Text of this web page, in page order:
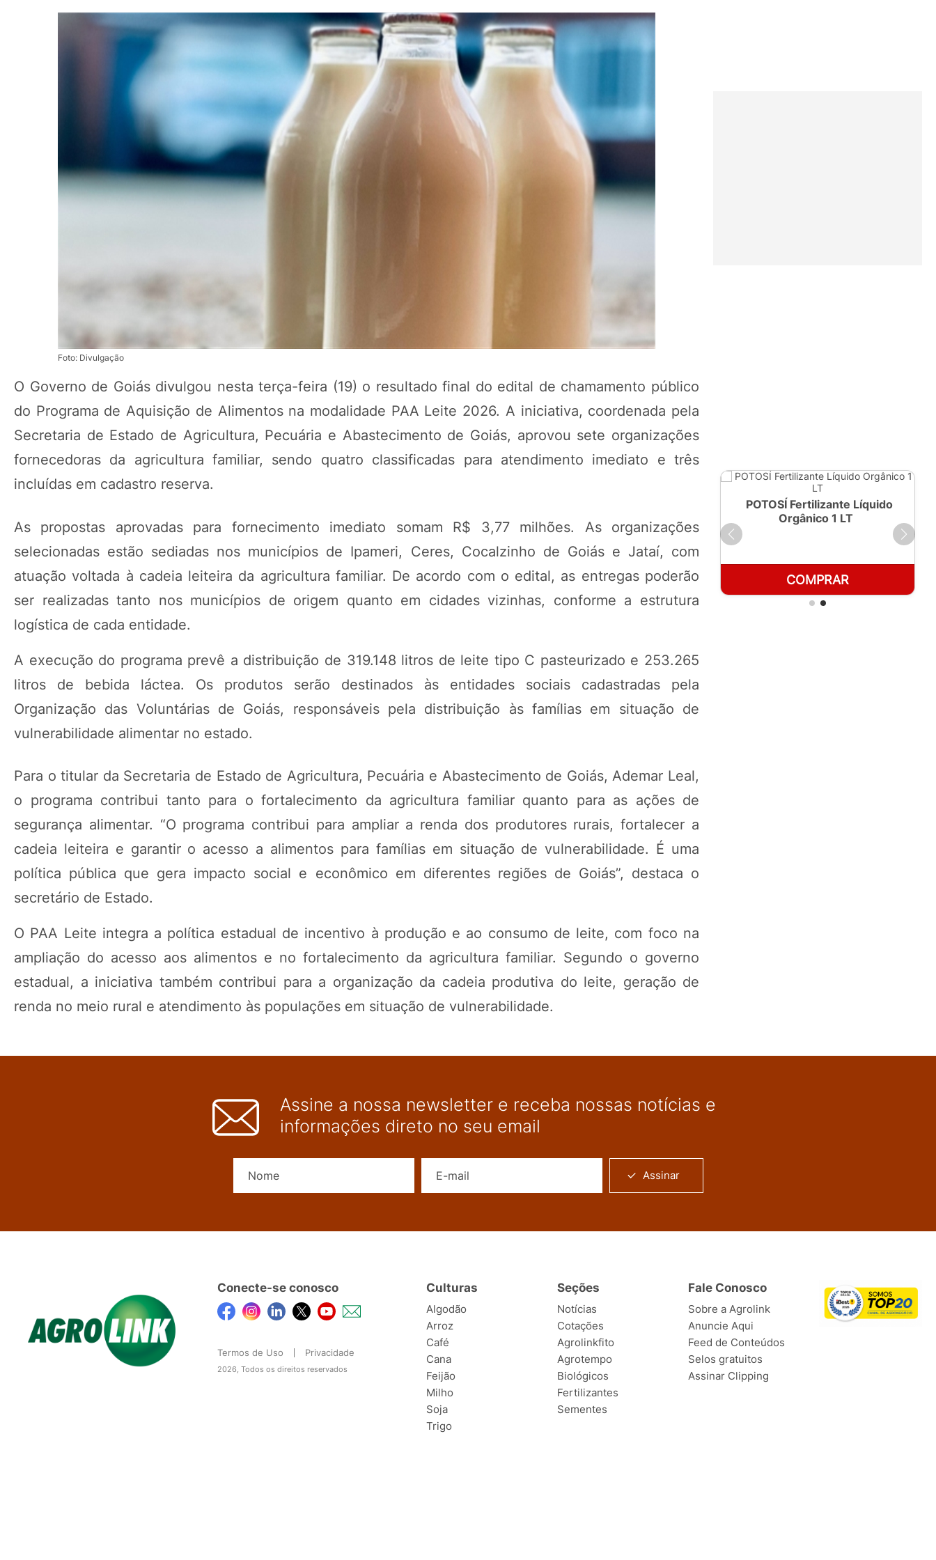
Foto: Divulgação
O Governo de Goiás divulgou nesta terça-feira (19) o resultado final do edital de chamamento público
do Programa de Aquisição de Alimentos na modalidade PAA Leite 2026. A iniciativa, coordenada pela
Secretaria de Estado de Agricultura, Pecuária e Abastecimento de Goiás, aprovou sete organizações
fornecedoras da agricultura familiar, sendo quatro classificadas para atendimento imediato e três
incluídas em cadastro reserva.
As propostas aprovadas para fornecimento imediato somam R$ 3,77 milhões. As organizações
selecionadas estão sediadas nos municípios de Ipameri, Ceres, Cocalzinho de Goiás e Jataí, com
atuação voltada à cadeia leiteira da agricultura familiar. De acordo com o edital, as entregas poderão
ser realizadas tanto nos municípios de origem quanto em cidades vizinhas, conforme a estrutura
logística de cada entidade.
A execução do programa prevê a distribuição de 319.148 litros de leite tipo C pasteurizado e 253.265
litros de bebida láctea. Os produtos serão destinados às entidades sociais cadastradas pela
Organização das Voluntárias de Goiás, responsáveis pela distribuição às famílias em situação de
vulnerabilidade alimentar no estado.
Para o titular da Secretaria de Estado de Agricultura, Pecuária e Abastecimento de Goiás, Ademar Leal,
o programa contribui tanto para o fortalecimento da agricultura familiar quanto para as ações de
segurança alimentar. “O programa contribui para ampliar a renda dos produtores rurais, fortalecer a
cadeia leiteira e garantir o acesso a alimentos para famílias em situação de vulnerabilidade. É uma
política pública que gera impacto social e econômico em diferentes regiões de Goiás”, destaca o
secretário de Estado.
O PAA Leite integra a política estadual de incentivo à produção e ao consumo de leite, com foco na
ampliação do acesso aos alimentos e no fortalecimento da agricultura familiar. Segundo o governo
estadual, a iniciativa também contribui para a organização da cadeia produtiva do leite, geração de
renda no meio rural e atendimento às populações em situação de vulnerabilidade.
COMPRAR
POTOSÍ Fertilizante Líquido
Orgânico 1 LT
COMPRAR
Assine a nossa newsletter e receba nossas notícias e
informações direto no seu email
Assinar
Conecte-se conosco
Termos de Uso Privacidade
2026, Todos os direitos reservados
Culturas
Algodão
Arroz
Café
Cana
Feijão
Milho
Soja
Trigo
Seções
Notícias
Cotações
Agrolinkfito
Agrotempo
Biológicos
Fertilizantes
Sementes
Fale Conosco
Sobre a Agrolink
Anuncie Aqui
Feed de Conteúdos
Selos gratuitos
Assinar Clipping